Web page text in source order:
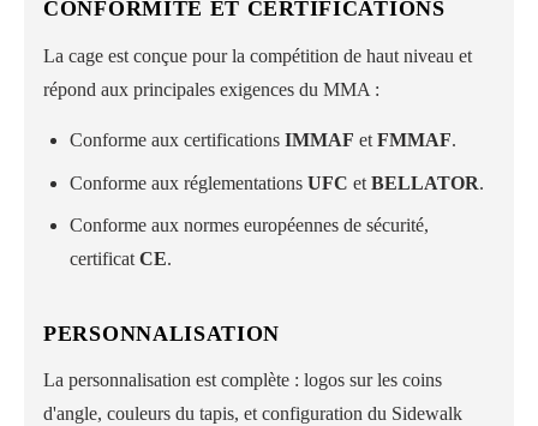
CONFORMITÉ ET CERTIFICATIONS
La cage est conçue pour la compétition de haut niveau et
répond aux principales exigences du MMA :
Conforme aux certificationsIMMAF etFMMAF.
Conforme aux réglementationsUFC etBELLATOR.
Conforme aux normes européennes de sécurité,
certificatCE.
PERSONNALISATION
La personnalisation est complète : logos sur les coins
d'angle, couleurs du tapis, et configuration du Sidewalk